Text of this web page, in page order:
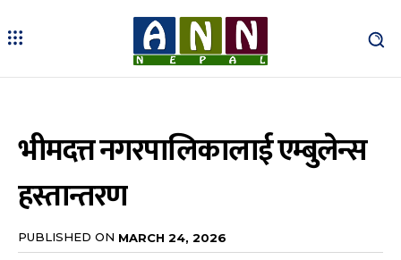
भीमदत्त नगरपालिकालाई एम्बुलेन्स
हस्तान्तरण
PUBLISHED ON MARCH 24, 2026